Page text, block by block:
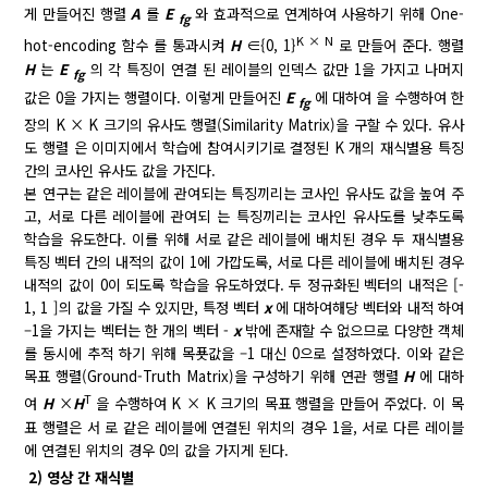
게 만들어진 행렬A 를 E fg와 효과적으로 연계하여 사용하기 위해 One-
hot-encoding 함수 를 통과시켜 H∈{0, 1}K × N 로 만들어 준다. 행렬
H는 E fg의 각 특징이 연결 된 레이블의 인덱스 값만 1을 가지고 나머지
값은 0을 가지는 행렬이다. 이렇게 만들어진 Efg에 대하여 을 수행하여 한
장의 K × K 크기의 유사도 행렬(Similarity Matrix)을 구할 수 있다. 유사
도 행렬 은 이미지에서 학습에 참여시키기로 결정된 K 개의 재식별용 특징
간의 코사인 유사도 값을 가진다.
본 연구는 같은 레이블에 관여되는 특징끼리는 코사인 유사도 값을 높여 주
고, 서로 다른 레이블에 관여되 는 특징끼리는 코사인 유사도를 낮추도록
학습을 유도한다. 이를 위해 서로 같은 레이블에 배치된 경우 두 재식별용
특징 벡터 간의 내적의 값이 1에 가깝도록, 서로 다른 레이블에 배치된 경우
내적의 값이 0이 되도록 학습을 유도하였다. 두 정규화된 벡터의 내적은 [-
1, 1 ]의 값을 가질 수 있지만, 특정 벡터x에 대하여해당 벡터와 내적 하여
–1을 가지는 벡터는 한 개의 벡터 -x밖에 존재할 수 없으므로 다양한 객체
를 동시에 추적 하기 위해 목푯값을 –1 대신 0으로 설정하였다. 이와 같은
목표 행렬(Ground-Truth Matrix)을 구성하기 위해 연관 행렬 H에 대하
여 H×HT 을 수행하여 K × K 크기의 목표 행렬을 만들어 주었다. 이 목
표 행렬은 서 로 같은 레이블에 연결된 위치의 경우 1을, 서로 다른 레이블
에 연결된 위치의 경우 0의 값을 가지게 된다.
2) 영상 간 재식별